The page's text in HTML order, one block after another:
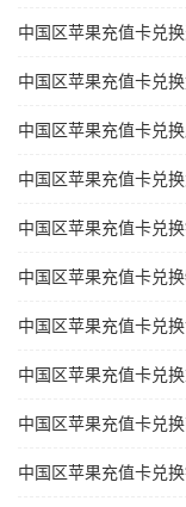
中国区苹果充值卡兑
中国区苹果充值卡兑
中国区苹果充值卡兑
中国区苹果充值卡兑
中国区苹果充值卡兑
中国区苹果充值卡兑
中国区苹果充值卡兑
中国区苹果充值卡兑
中国区苹果充值卡兑
中国区苹果充值卡兑